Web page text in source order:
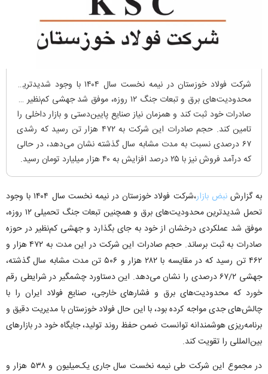
شرکت فولاد خوزستان در نیمه نخست سال ۱۴۰۴ با وجود شدیدترین
محدودیت‌های برق و تبعات جنگ ۱۲ روزه، موفق شد جهشی کم‌نظیر در
صادرات خود ثبت کند و همزمان نیاز صنایع پایین‌دستی و بازار داخلی را
تامین کند. حجم صادرات این شرکت به ۴۷۲ هزار تن رسید که رشدی
۶۷ درصدی نسبت به مدت مشابه سال گذشته نشان می‌دهد، در حالی
که درآمد فروش نیز با ۲۵ درصد افزایش به ۴۰ هزار میلیارد تومان رسید.
به گزارشنبض بازار
،شرکت فولاد خوزستان در نیمه نخست سال ۱۴۰۴ با وجود
تحمل شدیدترین محدودیت‌های برق و همچنین تبعات جنگ تحمیلی ۱۲ روزه،
موفق شد عملکردی درخشان از خود به جای بگذارد و جهشی کم‌نظیر در حوزه
صادرات به ثبت برساند. حجم صادرات این شرکت در این مدت به ۴۷۲ هزار و
۴۶۲ تن رسید که در مقایسه با ۲۸۲ هزار و ۵۰۶ تن مدت مشابه سال گذشته،
جهشی ۶۷/۲ درصدی را نشان می‌دهد. این دستاورد چشمگیر در شرایطی رقم
خورد که محدودیت‌های برق و فشارهای خارجی، صنایع فولاد ایران را با
چالش‌های جدی مواجه کرده بود، با این حال فولاد خوزستان با مدیریت دقیق و
برنامه‌ریزی هوشمندانه توانست ضمن حفظ روند تولید، جایگاه خود در بازارهای
بین‌المللی را تقویت کند.
در مجموع این شرکت طی نیمه نخست سال جاری یک‌میلیون و ۵۳۸ هزار و